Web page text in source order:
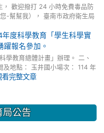
， 歡迎撥打 24 小時免費毒品防
-幫幫我）， 臺南市政府衛生局
年度科學教育「學生科學實
報名參加。
學教育總體計畫」辦理。 二、
地點： 玉井國小場次： 114 年
看完整文章
局公告